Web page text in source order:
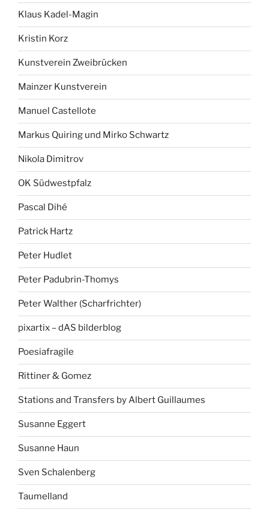
Klaus Kadel-Magin
Kristin Korz
Kunstverein Zweibrücken
Mainzer Kunstverein
Manuel Castellote
Markus Quiring und Mirko Schwartz
Nikola Dimitrov
OK Südwestpfalz
Pascal Dihé
Patrick Hartz
Peter Hudlet
Peter Padubrin-Thomys
Peter Walther (Scharfrichter)
pixartix – dAS bilderblog
Poesiafragile
Rittiner & Gomez
Stations and Transfers by Albert Guillaumes
Susanne Eggert
Susanne Haun
Sven Schalenberg
Taumelland